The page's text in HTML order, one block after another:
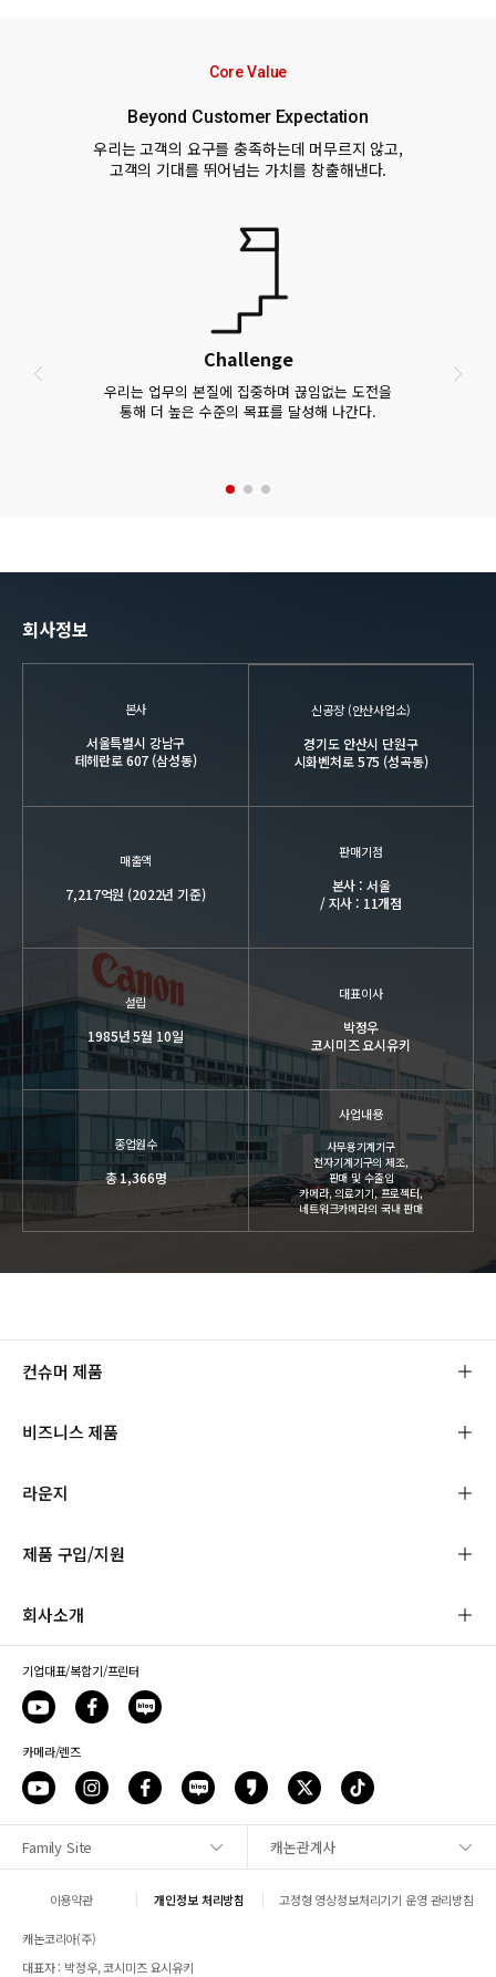
Core Value
Beyond Customer Expectation
우리는 고객의 요구를 충족하는데 머무르지 않고,
고객의 기대를 뛰어넘는 가치를 창출해낸다.
Challenge
우리는 업무의 본질에 집중하며 끊임없는 도전을
통해 더 높은 수준의 목표를 달성해 나간다.
회사정보
본사
서울특별시 강남구
테헤란로 607 (삼성동)
신공장 (안산사업소)
경기도 안산시 단원구
시화벤처로 575 (성곡동)
매출액
7,217억원 (2022년 기준)
판매기점
본사 : 서울
/ 지사 : 11개점
설립
1985년 5월 10일
대표이사
박정우
코시미즈 요시유키
종업원수
총 1,366명
사업내용
사무용기계기구
전자기계기구의 제조,
판매 및 수출입
카메라, 의료기기, 프로젝터,
네트워크카메라의 국내 판매
사이트맵
컨슈머 제품
비즈니스 제품
라운지
제품 구입/지원
회사소개
기업대표/복합기/프린터
카메라/렌즈
Family Site 캐논관계사
이용약관 개인정보 처리방침 고정형 영상정보처리기기 운영 관리방침
캐논코리아(주)
대표자 : 박정우, 코시미즈 요시유키